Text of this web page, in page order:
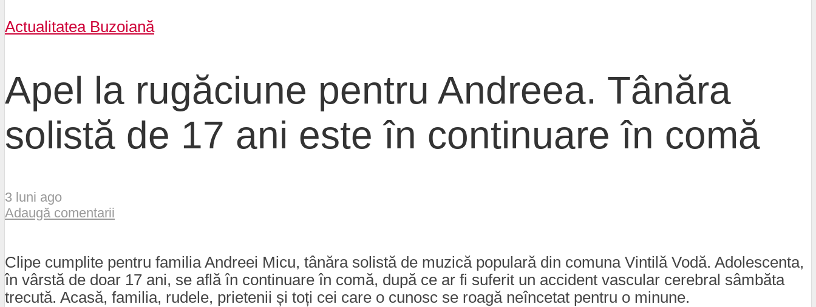
Actualitatea Buzoiană
Apel la rugăciune pentru Andreea. Tânăra
solistă de 17 ani este în continuare în comă
3 luni ago
Adaugă comentarii
Clipe cumplite pentru familia Andreei Micu, tânăra solistă de muzică populară din comuna Vintilă Vodă. Adolescenta,
în vârstă de doar 17 ani, se află în continuare în comă, după ce ar fi suferit un accident vascular cerebral sâmbăta
trecută. Acasă, familia, rudele, prietenii și toți cei care o cunosc se roagă neîncetat pentru o minune.